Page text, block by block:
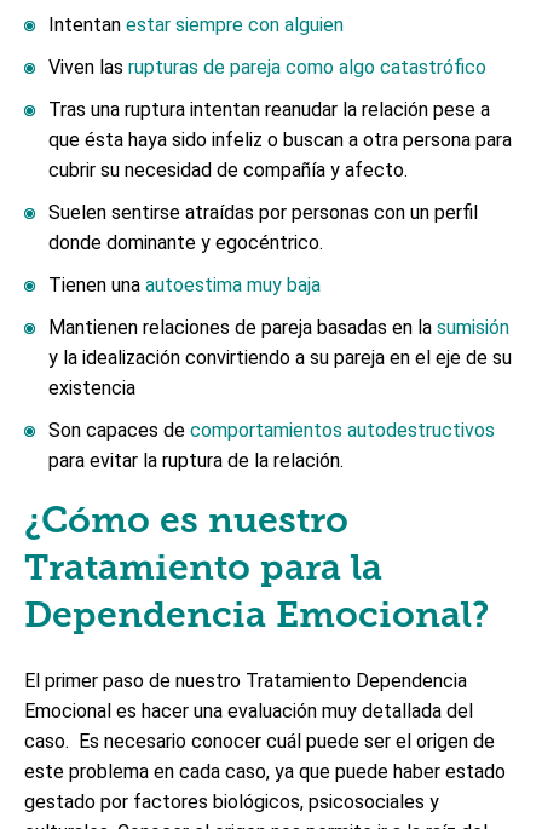
Intentan estar siempre con alguien
Viven las rupturas de pareja como algo catastrófico
Tras una ruptura intentan reanudar la relación pese a
que ésta haya sido infeliz o buscan a otra persona para
cubrir su necesidad de compañía y afecto.
Suelen sentirse atraídas por personas con un perfil
donde dominante y egocéntrico.
Tienen una autoestima muy baja
Mantienen relaciones de pareja basadas en la sumisión
y la idealización convirtiendo a su pareja en el eje de su
existencia
Son capaces de comportamientos autodestructivos
para evitar la ruptura de la relación.
¿Cómo es nuestro
Tratamiento para la
Dependencia Emocional?
El primer paso de nuestro Tratamiento Dependencia
Emocional es hacer una evaluación muy detallada del
caso. Es necesario conocer cuál puede ser el origen de
este problema en cada caso, ya que puede haber estado
gestado por factores biológicos, psicosociales y